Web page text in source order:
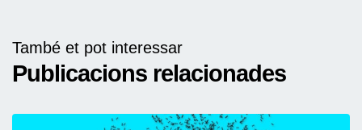
També et pot interessar
Publicacions relacionades